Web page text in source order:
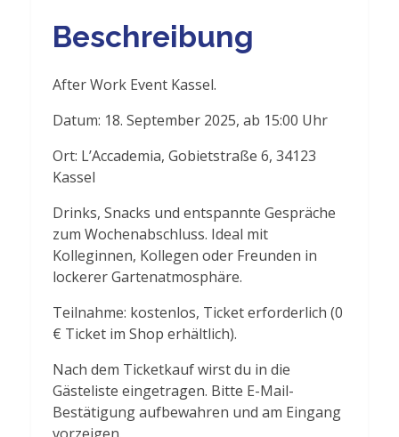
Beschreibung
After Work Event Kassel.
Datum: 18. September 2025, ab 15:00 Uhr
Ort: L’Accademia, Gobietstraße 6, 34123
Kassel
Drinks, Snacks und entspannte Gespräche
zum Wochenabschluss. Ideal mit
Kolleginnen, Kollegen oder Freunden in
lockerer Gartenatmosphäre.
Teilnahme: kostenlos, Ticket erforderlich (0
€ Ticket im Shop erhältlich).
Nach dem Ticketkauf wirst du in die
Gästeliste eingetragen. Bitte E-Mail-
Bestätigung aufbewahren und am Eingang